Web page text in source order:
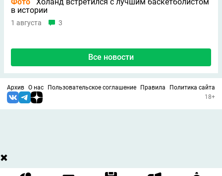
в истории
1 августа 3
Все новости
Архив О нас Пользовательское соглашение Правила
Политика сайта
18+